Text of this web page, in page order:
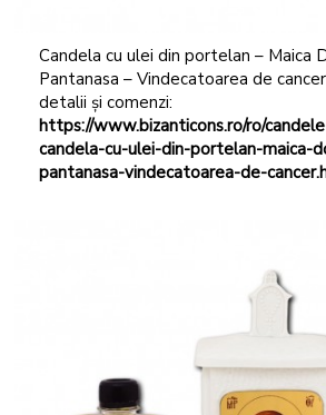
Candela cu ulei din portelan – Maica
Pantanasa – Vindecatoarea de
detalii și comenzi:
https://www.bizanticons.ro/ro/
candela-cu-ulei-din-portelan-maica-
pantanasa-vindecatoarea-de-